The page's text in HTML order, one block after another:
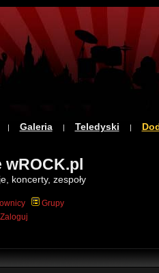
Galeria| Teledyski |
wROCK.pl
koncerty, zespoły
Grupy
Zaloguj